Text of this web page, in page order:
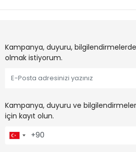
Kampanya, duyuru,
olmak istiyorum.
Kampanya, duyuru ve
için kayıt olun.